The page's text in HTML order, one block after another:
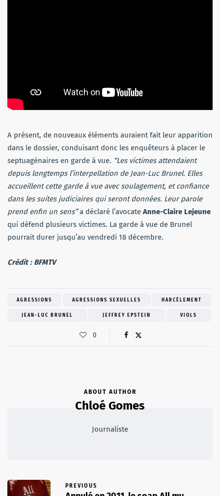
A présent, de nouveaux éléments auraient fait leur apparition
dans le dossier, conduisant donc les enquêteurs à placer le
septuagénaires en garde à vue. “Les victimes attendaient
depuis longtemps l’interpellation de Jean-Luc Brunel. Elles
accueillent cette garde à vue avec soulagement, et confiance
dans les suites judiciaires qui seront données. Leur parole
prend enfin un sens”a déclaré l’avocate Anne-Claire Lejeune
qui défend plusieurs victimes. La garde à vue de Brunel
pourrait durer jusqu’au vendredi 18 décembre.
Crédit : BFMTV
AGRESSIONS AGRESSIONS SEXUELLES HARCÈLEMENT
JEAN-LUC BRUNEL JEFFREY EPSTEIN VIOLS
0
ABOUT AUTHOR
Chloé Gomes
Journaliste
PREVIOUS